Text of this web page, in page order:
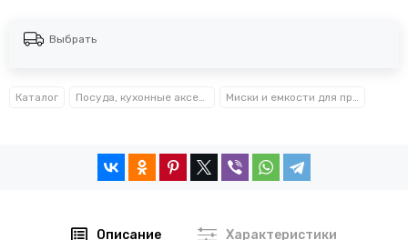
Выбрать
Каталог Посуда, кухонные аксессуары и принадлежности TM Kamille TM Ofenbach Миски и емкости для продуктов Kamille™
Описание Характеристики